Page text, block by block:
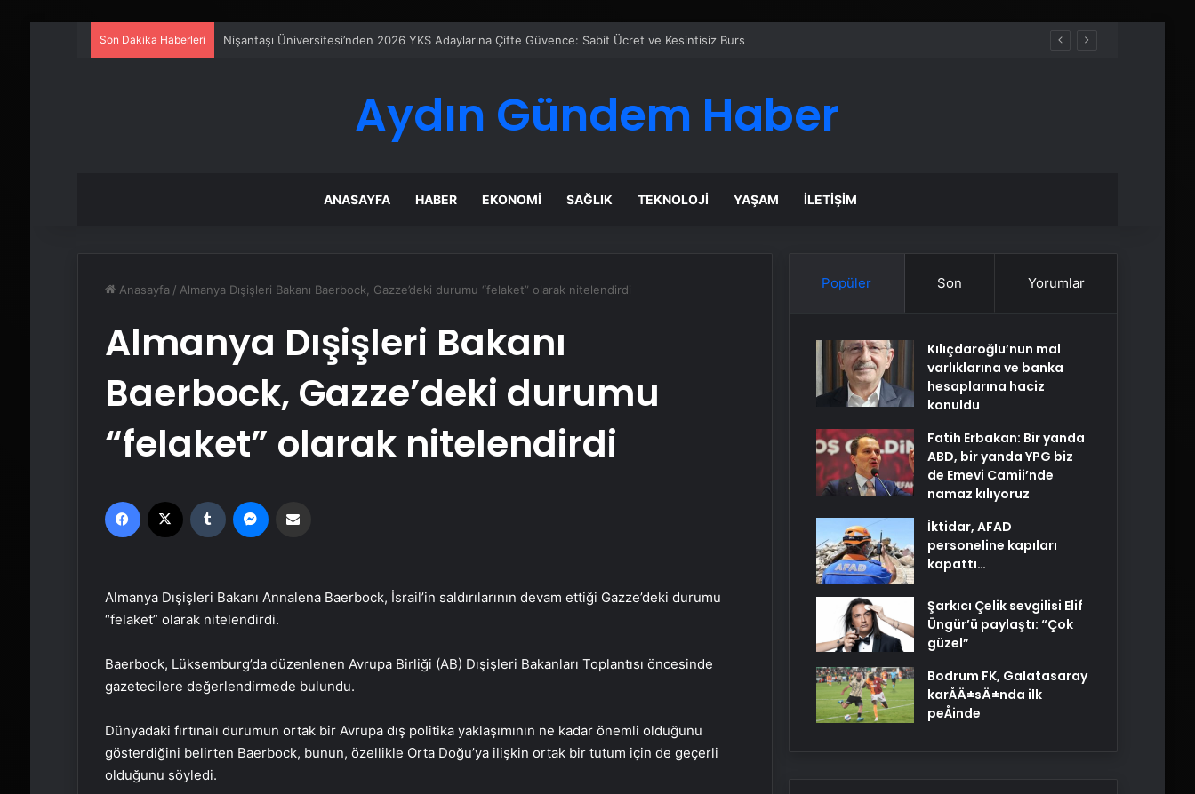
Son Dakika Haberleri Sanal Santral
Aydın Gündem Haber
ANASAYFA HABER EKONOMI SAĞLIK TEKNOLOJI YAŞAM İLETIŞIM
Anasayfa / Almanya Dışişleri Bakanı Baerbock, Gazze’deki durumu “felaket” olarak nitelendirdi
Almanya Dışişleri Bakanı
Baerbock, Gazze’deki durumu
“felaket” olarak nitelendirdi
Facebook Tumblr
Almanya Dışişleri Bakanı Annalena Baerbock, İsrail’in saldırılarının devam ettiği Gazze’deki durumu
“felaket” olarak nitelendirdi.
Baerbock, Lüksemburg’da düzenlenen Avrupa Birliği (AB) Dışişleri Bakanları Toplantısı öncesinde
gazetecilere değerlendirmede bulundu.
Dünyadaki fırtınalı durumun ortak bir Avrupa dış politika yaklaşımının ne kadar önemli olduğunu
gösterdiğini belirten Baerbock, bunun, özellikle Orta Doğu’ya ilişkin ortak bir tutum için de geçerli
olduğunu söyledi.
Popüler Son Yorumlar
Kılıçdaroğlu’nun mal
varlıklarına ve banka
hesaplarına haciz
konuldu
Fatih Erbakan: Bir yanda
ABD, bir yanda YPG biz
de Emevi Camii’nde
namaz kılıyoruz
İktidar, AFAD
personeline kapıları
kapattı…
Şarkıcı Çelik sevgilisi Elif
Üngür’ü paylaştı: “Çok
güzel”
Bodrum FK, Galatasaray
karÅÄ±sÄ±nda ilk
peÅinde